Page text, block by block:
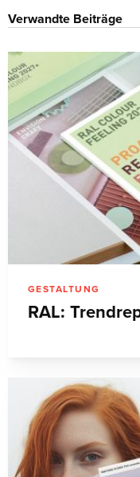
Verwandte Beiträge
GESTALTUNG
RAL: